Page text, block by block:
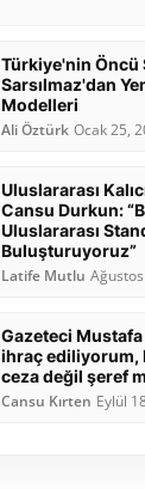
Türkiye'nin Öncü
Sarsılmaz'dan
Modelleri
Ali Öztürk Ocak 25,
Uluslararası
Cansu Durkun:
Uluslararası
Buluşturuyoruz”
Latife Mutlu
Gazeteci Mustafa
ihraç ediliyorum,
ceza değil şeref
Cansu Kırten Eylül